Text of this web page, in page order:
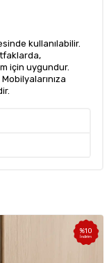
kullanılabilir.
için uygundur.
%10
İndirim